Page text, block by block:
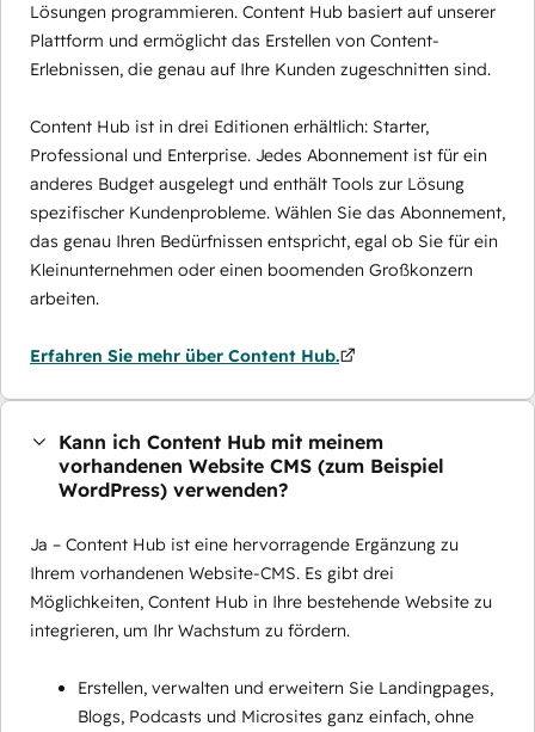
Lösungen programmieren. Content Hub basiert auf unserer
Plattform und ermöglicht das Erstellen von Content-
Erlebnissen, die genau auf Ihre Kunden zugeschnitten sind.
Content Hub ist in drei Editionen erhältlich: Starter,
Professional und Enterprise. Jedes Abonnement ist für ein
anderes Budget ausgelegt und enthält Tools zur Lösung
spezifischer Kundenprobleme. Wählen Sie das Abonnement,
das genau Ihren Bedürfnissen entspricht, egal ob Sie für ein
Kleinunternehmen oder einen boomenden Großkonzern
arbeiten.
Erfahren Sie mehr über Content Hub.
Kann ich Content Hub mit meinem
vorhandenen Website CMS (zum Beispiel
WordPress) verwenden?
Ja – Content Hub ist eine hervorragende Ergänzung zu
Ihrem vorhandenen Website-CMS. Es gibt drei
Möglichkeiten, Content Hub in Ihre bestehende Website zu
integrieren, um Ihr Wachstum zu fördern.
Erstellen, verwalten und erweitern Sie Landingpages,
Blogs, Podcasts und Microsites ganz einfach, ohne